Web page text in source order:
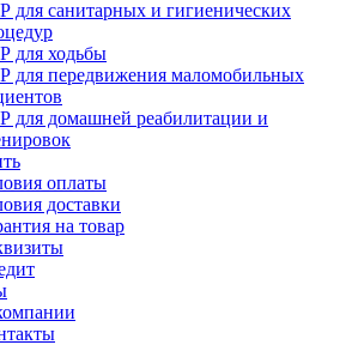
для санитарных и гигиенических
для ходьбы
для передвижения маломобильных
для домашней реабилитации и
оплаты
доставки
на товар